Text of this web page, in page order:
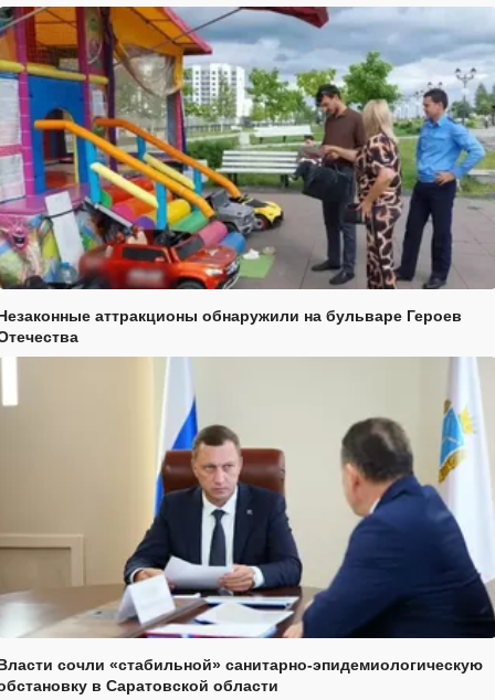
аттракционы обнаружили на бульваре Героев
сочли «стабильной» санитарно-эпидемиологическую
в Саратовской области